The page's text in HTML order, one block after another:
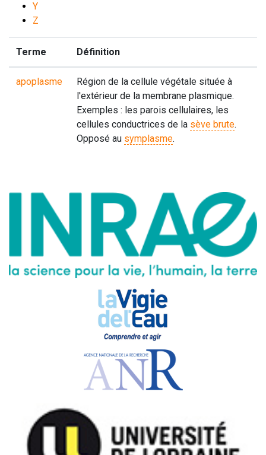
Y
Z
Terme Définition
apoplasme
Région de la cellule végétale située à
l'extérieur de la membrane plasmique.
Exemples : les parois cellulaires, les
cellules conductrices de la sève brute.
Opposé au symplasme.